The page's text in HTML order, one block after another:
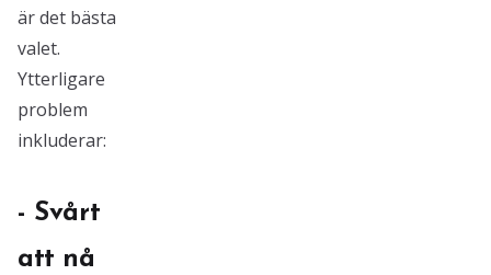
är det bästa
valet.
Ytterligare
problem
inkluderar:
- Svårt
att nå